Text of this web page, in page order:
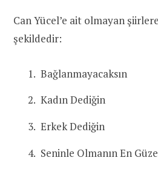
Can Yücel’e ait olmayan
şekildedir:
Bağlanmayacaksın
Kadın Dediğin
Erkek Dediğin
Seninle Olmanın En